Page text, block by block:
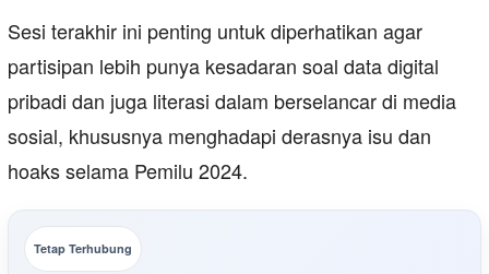
Sesi terakhir ini penting untuk diperhatikan agar
partisipan lebih punya kesadaran soal data digital
pribadi dan juga literasi dalam berselancar di media
sosial, khususnya menghadapi derasnya isu dan
hoaks selama Pemilu 2024.
Tetap Terhubung